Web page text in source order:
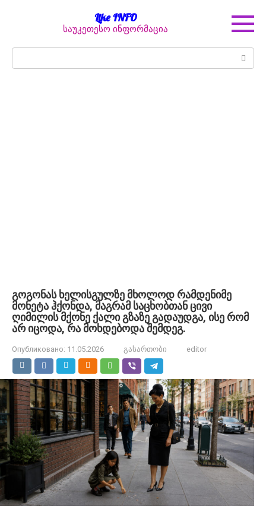
Like INFO
საუკეთესო ინფორმაცია
გოგონას ხელისგულზე მხოლოდ რამდენიმე
მონეტა ჰქონდა, მაგრამ საცხობთან ცივი
ღიმილის მქონე ქალი გზაზე გადაუდგა, ისე რომ
არ იცოდა, რა მოხდებოდა შემდეგ.
Опубликовано: 11.05.2026 გასართობი editor